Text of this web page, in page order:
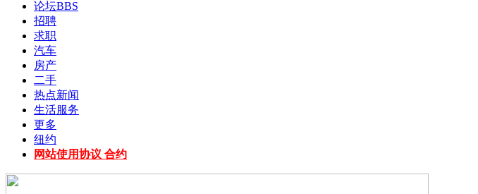
论坛BBS
招聘
求职
汽车
房产
二手
热点新闻
生活服务
更多
纽约
网站使用协议 合约